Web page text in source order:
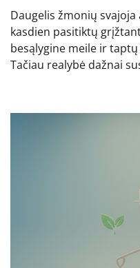
Daugelis žmonių
kasdien pasitiktų
besąlygine meile ir
Tačiau realybė dažnai